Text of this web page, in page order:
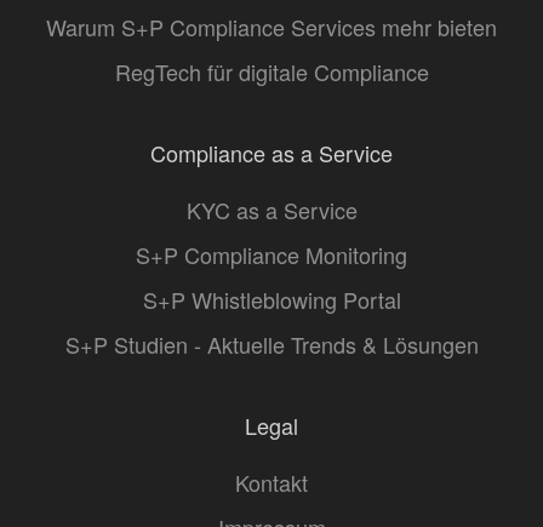
Warum S+P Compliance Services mehr bieten
RegTech für digitale Compliance
Compliance as a Service
KYC as a Service
S+P Compliance Monitoring
S+P Whistleblowing Portal
S+P Studien - Aktuelle Trends & Lösungen
Legal
Kontakt